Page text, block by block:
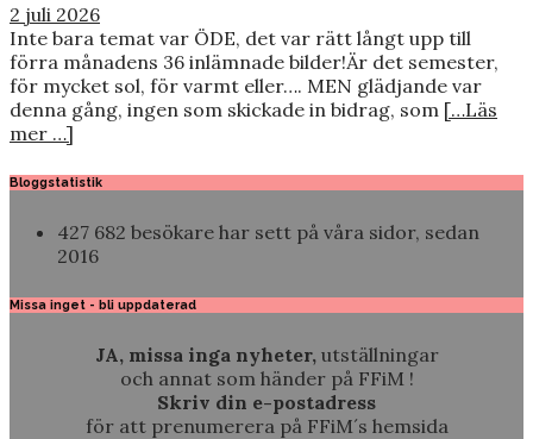
2 juli 2026
Inte bara temat var ÖDE, det var rätt långt upp till
förra månadens 36 inlämnade bilder!Är det semester,
för mycket sol, för varmt eller…. MEN glädjande var
denna gång, ingen som skickade in bidrag, som […Läs
mer …]
Bloggstatistik
427 682 besökare har sett på våra sidor, sedan
2016
Missa inget - bli uppdaterad
JA, missa inga nyheter, utställningar
och annat som händer på FFiM !
Skriv din e-postadress
för att prenumerera på FFiM´s hemsida